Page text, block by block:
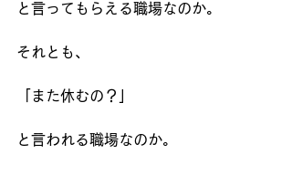
と言ってもらえる職場なのか。
それとも、
「また休むの？」
と言われる職場なのか。